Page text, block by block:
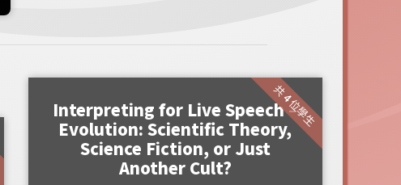
Interpreting for Live Speech –
Evolution: Scientific Theory,
Science Fiction, or Just
Another Cult?
共 4 位學生